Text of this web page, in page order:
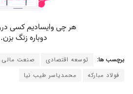
برچسب ها: توسعه اقتصادی صنعت مالی
فولاد مبارکه
محمدیاسر طیب نیا